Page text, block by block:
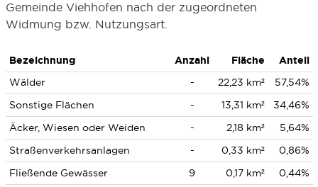
Gemeinde Viehhofen nach der zugeordneten
Widmung bzw. Nutzungsart.
Bezeichnung Anzahl Fläche
Anteil
Wälder
- 22,23 km²
57,54%
Sonstige Flächen
- 13,31 km²
34,46%
Äcker, Wiesen oder Weiden
- 2,18 km²
5,64%
Straßenverkehrsanlagen
- 0,33 km²
0,86%
Fließende Gewässer
9 0,17 km² 0,44%